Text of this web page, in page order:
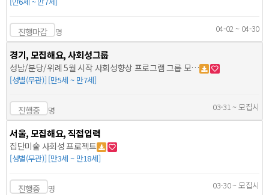
진행마감 명 04-02 ~ 04-30
경기, 모집해요, 사회성그룹
성남/분당/위례 5월 시작 사회성향상 프로그램 그룹 모…
[성별(무관)] [만5세 ~ 만7세]
진행중 명 03-31 ~ 모집시
서울, 모집해요, 직접입력
집단미술 사회성 프로젝트
[성별(무관)] [만3세 ~ 만18세]
진행중 명 03-30 ~ 모집시